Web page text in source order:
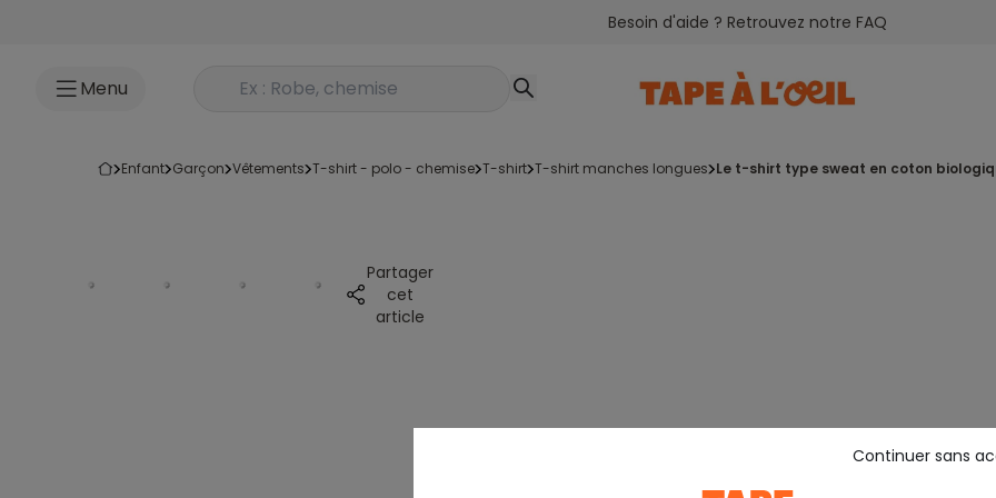
Besoin d'aide ? Retrouvez notre FAQ
Menu Rechercher un produit
enfant garçon vêtements t-shirt - polo - chemise t-shirt t-shirt manches longues le t-shirt type sweat en coton
Partager
cet
article
Continuer sans